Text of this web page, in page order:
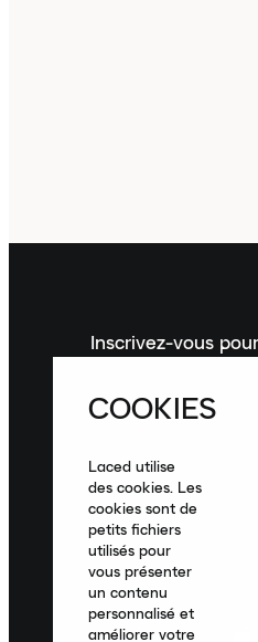
Inscrivez-vous
Inscrivez-vous à la
dernières
recommandations
France|Français
COOKIES
Laced utilise
des cookies. Les
cookies sont de
petits fichiers
utilisés pour
vous présenter
un contenu
personnalisé et
améliorer votre